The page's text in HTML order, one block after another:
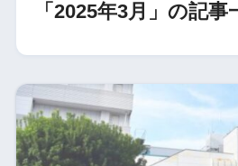
「2025年3月」の記事